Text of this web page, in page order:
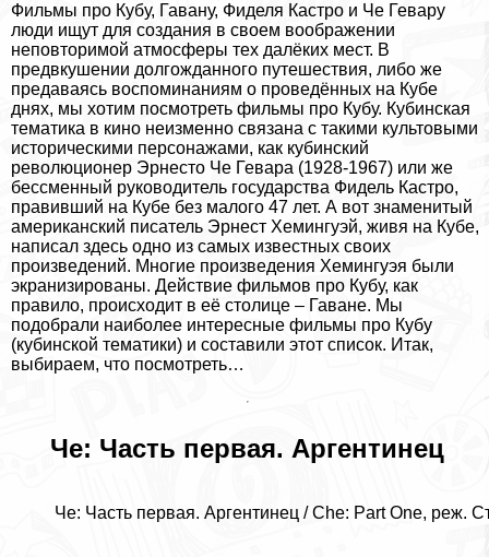
Фильмы про Кубу, Гавану, Фиделя Кастро и Че Гевару
люди ищут для создания в своем воображении
неповторимой атмосферы тех далёких мест. В
предвкушении долгожданного путешествия, либо же
предаваясь воспоминаниям о проведённых на Кубе
днях, мы хотим посмотреть фильмы про Кубу. Кубинская
тематика в кино неизменно связана с такими культовыми
историческими персонажами, как кубинский
революционер Эрнесто Че Гевара (1928-1967) или же
бессменный руководитель государства Фидель Кастро,
правивший на Кубе без малого 47 лет. А вот знаменитый
американский писатель Эрнест Хемингуэй, живя на Кубе,
написал здесь одно из самых известных своих
произведений. Многие произведения Хемингуэя были
экранизированы. Действие фильмов про Кубу, как
правило, происходит в её столице – Гаване. Мы
подобрали наиболее интересные фильмы про Кубу
(кубинской тематики) и составили этот список. Итак,
выбираем, что посмотреть…
Че: Часть первая. Аргентинец
Че: Часть первая. Аргентинец / Che: Part One, реж.